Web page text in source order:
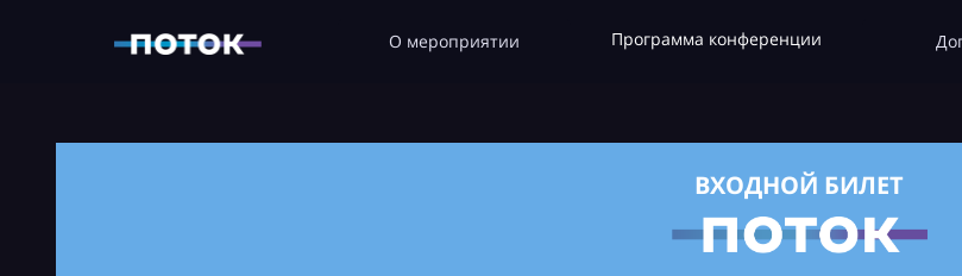
О мероприятии Программа конференции
ВХОДНОЙ БИЛЕТ